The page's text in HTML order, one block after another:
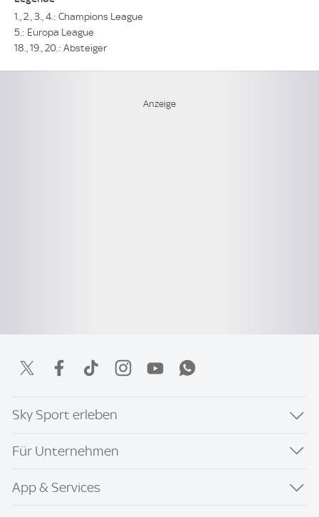
1., 2., 3., 4.: Champions League
5.: Europa League
18., 19., 20.: Absteiger
Sky Sport erleben
Für Unternehmen
App & Services